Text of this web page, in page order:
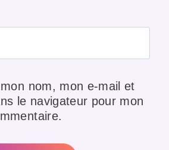
nom, mon e-mail et
le navigateur pour mon